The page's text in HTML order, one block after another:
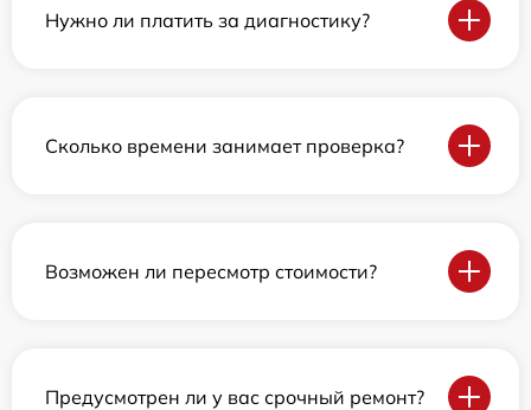
Нужно ли платить за диагностику?
Сколько времени занимает проверка?
Возможен ли пересмотр стоимости?
Предусмотрен ли у вас срочный ремонт?